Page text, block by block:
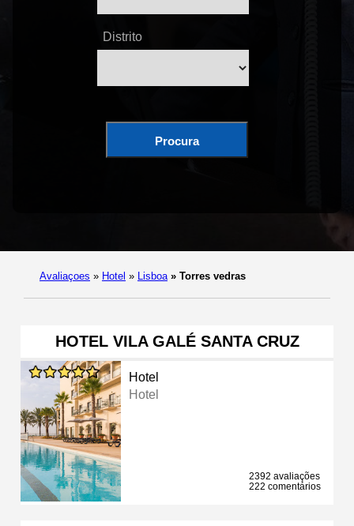
Distrito
Procura
Avaliaçoes » Hotel » Lisboa » Torres vedras
HOTEL VILA GALÉ SANTA CRUZ
Hotel
Hotel
2392 avaliações
222 comentários